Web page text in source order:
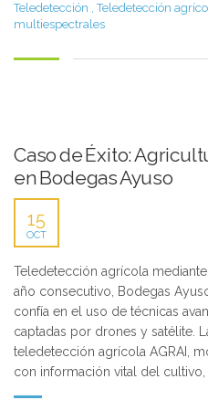
Teledetección , Teledetección
multiespectrales
Caso de Éxito:
en Bodegas Ayuso
15
OCT
Teledetección agrícola
año consecutivo, Bodegas
confía en el uso de técnicas
captadas por drones y satélite.
teledetección agrícola AGRAI,
con información vital del cultivo,